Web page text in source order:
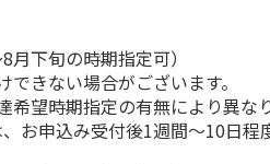
下旬の時期指定可）
きない場合がございます。
望時期指定の有無により異な
お申込み受付後1週間～10日程